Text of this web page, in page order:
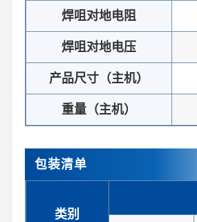
焊咀对地电阻
焊咀对地电压
产品尺寸（主机）
重量（主机）
包装清单
类别